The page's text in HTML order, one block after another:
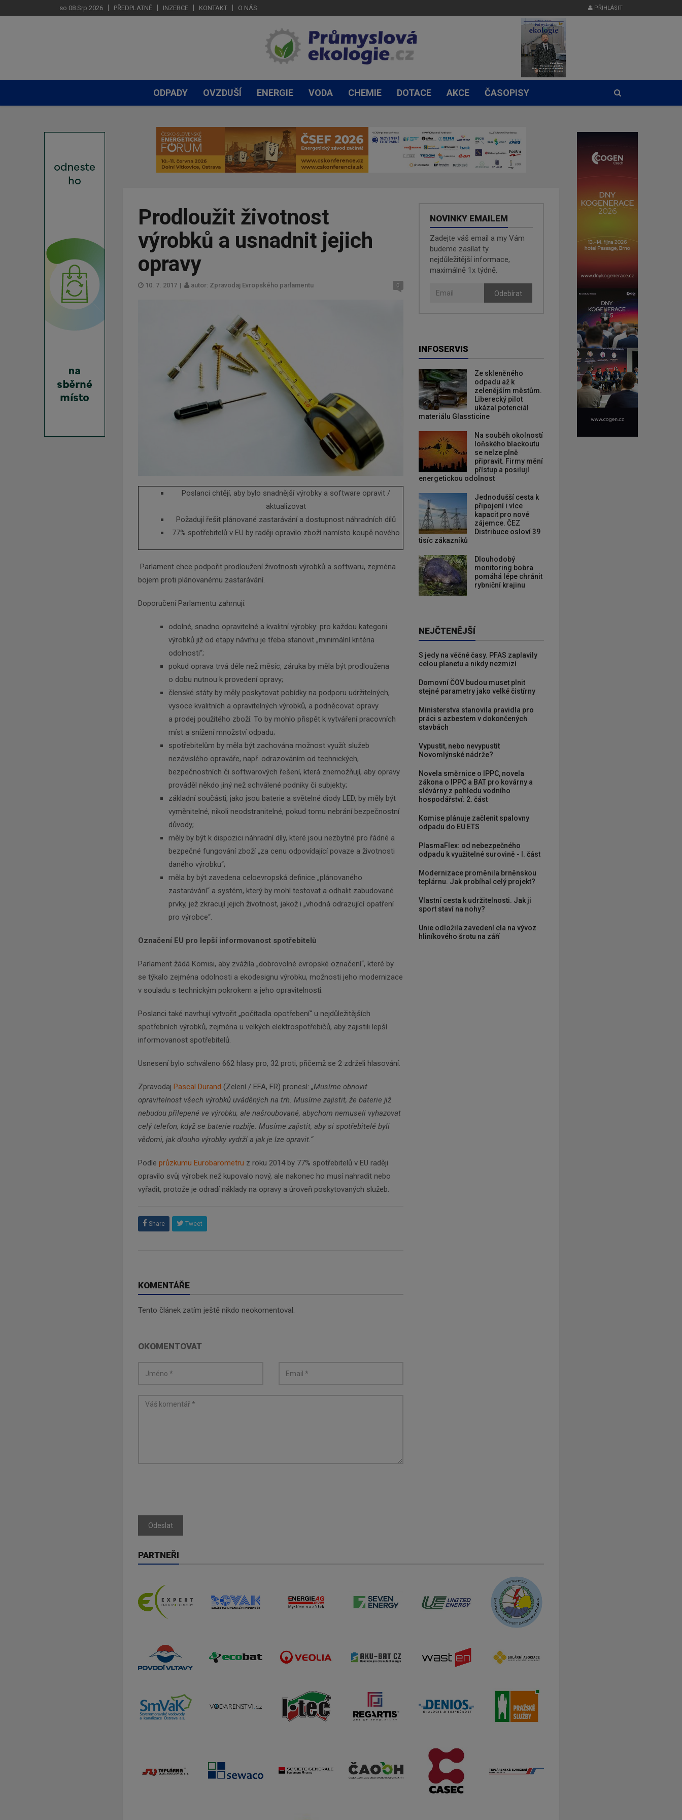
so 08.Srp 2026 PŘEDPLATNÉ INZERCE KONTAKT O NÁS PŘIHLÁSIT
ODPADY OVZDUŠÍ ENERGIE VODA CHEMIE DOTACE AKCE ČASOPISY
Prodloužit životnost
výrobků a usnadnit jejich
opravy
10. 7. 2017 | autor: Zpravodaj Evropského parlamentu 0
Poslanci chtějí, aby bylo snadnější výrobky a software opravit /
aktualizovat
Požadují řešit plánované zastarávání a dostupnost náhradních dílů
77% spotřebitelů v EU by raději opravilo zboží namísto koupě nového
Parlament chce podpořit prodloužení životnosti výrobků a softwaru, zejména
bojem proti plánovanému zastarávání.
Doporučení Parlamentu zahrnují:
odolné, snadno opravitelné a kvalitní výrobky: pro každou kategorii
výrobků již od etapy návrhu je třeba stanovit „minimální kritéria
odolnosti“;
pokud oprava trvá déle než měsíc, záruka by měla být prodloužena
o dobu nutnou k provedení opravy;
členské státy by měly poskytovat pobídky na podporu udržitelných,
vysoce kvalitních a opravitelných výrobků, a podněcovat opravy
a prodej použitého zboží. To by mohlo přispět k vytváření pracovních
míst a snížení množství odpadu;
spotřebitelům by měla být zachována možnost využít služeb
nezávislého opraváře, např. odrazováním od technických,
bezpečnostních či softwarových řešení, která znemožňují, aby opravy
prováděl někdo jiný než schválené podniky či subjekty;
základní součásti, jako jsou baterie a světelné diody LED, by měly být
vyměnitelné, nikoli neodstranitelné, pokud tomu nebrání bezpečnostní
důvody;
měly by být k dispozici náhradní díly, které jsou nezbytné pro řádné a
bezpečné fungování zboží „za cenu odpovídající povaze a životnosti
daného výrobku“;
měla by být zavedena celoevropská definice „plánovaného
zastarávání“ a systém, který by mohl testovat a odhalit zabudované
prvky, jež zkracují jejich životnost, jakož i „vhodná odrazující opatření
pro výrobce“.
Označení EU pro lepší informovanost spotřebitelů
Parlament žádá Komisi, aby zvážila „dobrovolné evropské označení“, které by
se týkalo zejména odolnosti a ekodesignu výrobku, možnosti jeho modernizace
v souladu s technickým pokrokem a jeho opravitelnosti.
Poslanci také navrhují vytvořit „počítadla opotřebení“ u nejdůležitějších
spotřebních výrobků, zejména u velkých elektrospotřebičů, aby zajistili lepší
informovanost spotřebitelů.
Usnesení bylo schváleno 662 hlasy pro, 32 proti, přičemž se 2 zdrželi hlasování.
Zpravodaj Pascal Durand (Zelení / EFA, FR) pronesl: „Musíme obnovit
opravitelnost všech výrobků uváděných na trh. Musíme zajistit, že baterie již
nebudou přilepené ve výrobku, ale našroubované, abychom nemuseli vyhazovat
celý telefon, když se baterie rozbije. Musíme zajistit, aby si spotřebitelé byli
vědomi, jak dlouho výrobky vydrží a jak je lze opravit.“
Podle průzkumu Eurobarometru z roku 2014 by 77% spotřebitelů v EU raději
opravilo svůj výrobek než kupovalo nový, ale nakonec ho musí nahradit nebo
vyřadit, protože je odradí náklady na opravy a úroveň poskytovaných služeb.
Share Tweet
KOMENTÁŘE
Tento článek zatím ještě nikdo neokomentoval.
OKOMENTOVAT
Odeslat
NOVINKY EMAILEM
Zadejte váš email a my Vám
budeme zasílat ty
nejdůležitější informace,
maximálně 1x týdně.
Odebírat
INFOSERVIS
Ze skleněného
odpadu až k
zelenějším městům.
Liberecký pilot
ukázal potenciál
materiálu Glassticine
Na souběh okolností
loňského blackoutu
se nelze plně
připravit. Firmy mění
přístup a posilují
energetickou odolnost
Jednodušší cesta k
připojení i více
kapacit pro nové
zájemce. ČEZ
Distribuce osloví 39
tisíc zákazníků
Dlouhodobý
monitoring bobra
pomáhá lépe chránit
rybniční krajinu
NEJČTENĚJŠÍ
S jedy na věčné časy. PFAS zaplavily
celou planetu a nikdy nezmizí
Domovní ČOV budou muset plnit
stejné parametry jako velké čistírny
Ministerstva stanovila pravidla pro
práci s azbestem v dokončených
stavbách
Vypustit, nebo nevypustit
Novomlýnské nádrže?
Novela směrnice o IPPC, novela
zákona o IPPC a BAT pro kovárny a
slévárny z pohledu vodního
hospodářství: 2. část
Komise plánuje začlenit spalovny
odpadu do EU ETS
PlasmaFlex: od nebezpečného
odpadu k využitelné surovině - I. část
Modernizace proměnila brněnskou
teplárnu. Jak probíhal celý projekt?
Vlastní cesta k udržitelnosti. Jak ji
sport staví na nohy?
Unie odložila zavedení cla na vývoz
hliníkového šrotu na září
PARTNEŘI
Newsletter
Zadejte váš email a my Vám budeme zasílat ty
nejdůležitější informace, maximálně 1x týdně.
Odebírat